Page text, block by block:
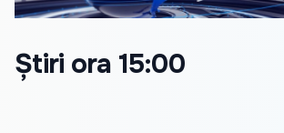
Știri ora 15:00